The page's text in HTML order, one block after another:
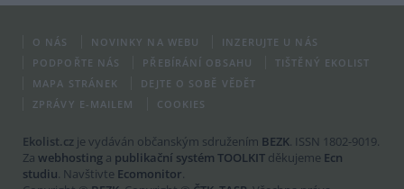
O NÁS NOVINKY NA WEBU
INZERUJTE U NÁS
PODPOŘTE NÁS
PŘEBÍRÁNÍ OBSAHU
TIŠTĚNÝ EKOLIST
MAPA STRÁNEK
DEJTE O SOBĚ VĚDĚT
ZPRÁVY E-MAILEM
COOKIES
Ekolist.cz je vydáván občanským sdružením BEZK. ISSN 1802-9019.
Za webhosting a publikační systém TOOLKIT děkujeme Ecn
studiu. Navštivte Ecomonitor.